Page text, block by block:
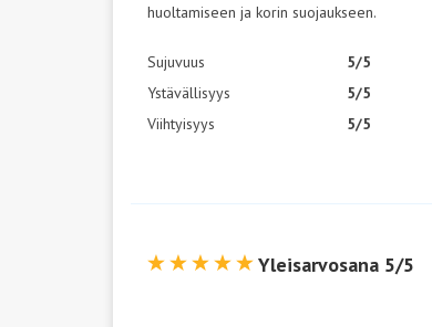
huoltamiseen ja korin suojaukseen.
Sujuvuus
Ystävällisyys
Viihtyisyys
5/5
5/5
5/5
Yleisarvosana 5/5